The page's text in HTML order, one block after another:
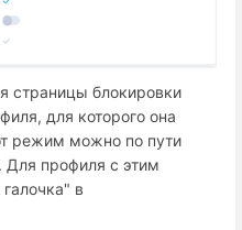
страницы блокировки
для которого она
режим можно по пути
профиля с этим
в